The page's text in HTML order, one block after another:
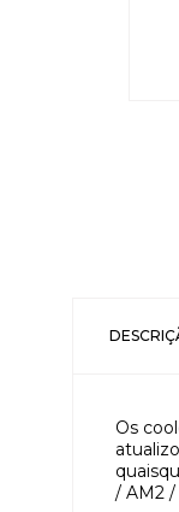
Os
/ AM2 /